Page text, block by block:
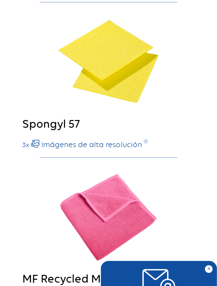
Spongyl 57
3x Imágenes de alta resolución
MF Recycled Multi Pink
x